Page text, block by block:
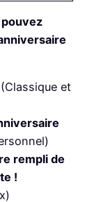
(Classique et
rempli de
!